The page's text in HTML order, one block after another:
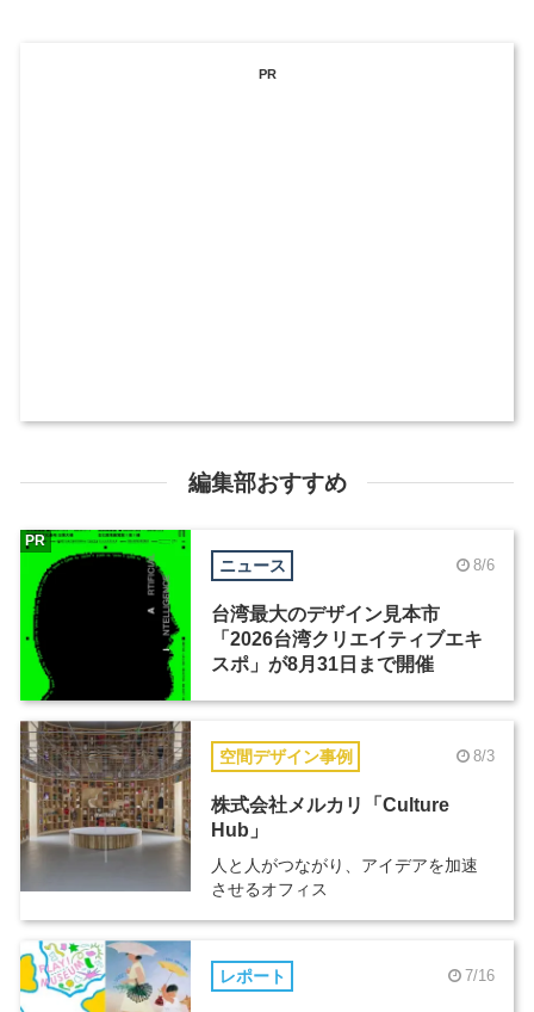
PR
編集部おすすめ
ニュース 8/6
台湾最大のデザイン見本市
「2026台湾クリエイティブエキ
スポ」が8月31日まで開催
PR
空間デザイン事例 8/3
株式会社メルカリ「Culture
Hub」
人と人がつながり、アイデアを加速
させるオフィス
レポート 7/16